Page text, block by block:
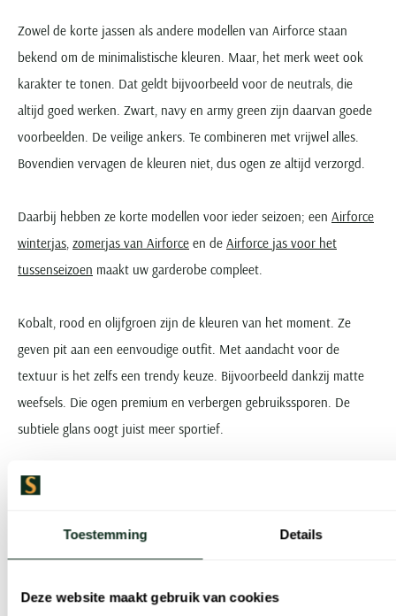
Toestemming Details
Deze website maakt gebruik van cookies
Zowel de korte jassen als andere modellen van Airforce staan
bekend om de minimalistische kleuren. Maar, het merk weet ook
karakter te tonen. Dat geldt bijvoorbeeld voor de neutrals, die
altijd goed werken. Zwart, navy en army green zijn daarvan goede
voorbeelden. De veilige ankers. Te combineren met vrijwel alles.
Bovendien vervagen de kleuren niet, dus ogen ze altijd verzorgd.
Daarbij hebben ze korte modellen voor ieder seizoen; een Airforce
winterjas, zomerjas van Airforce en de Airforce jas voor het
tussenseizoen maakt uw garderobe compleet.
Kobalt, rood en olijfgroen zijn de kleuren van het moment. Ze
geven pit aan een eenvoudige outfit. Met aandacht voor de
textuur is het zelfs een trendy keuze. Bijvoorbeeld dankzij matte
weefsels. Die ogen premium en verbergen gebruikssporen. De
subtiele glans oogt juist meer sportief.
Praktische details die het verschil maken
De korte Airforce jas heeft een aantal fijne details. Die maken het
van de handwarmers. Vaak met een rits of drukkers, om er ook